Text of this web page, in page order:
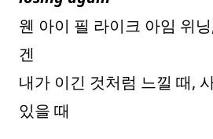
웬 아이 필 라이크 아임 위
겐
내가 이긴 것처럼 느낄 때,
있을 때